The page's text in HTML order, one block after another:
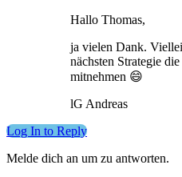
Hallo Thomas,
ja vielen Dank.
nächsten Strategie
mitnehmen 😄
lG Andreas
Log In to Reply
Melde dich an um zu antworten.